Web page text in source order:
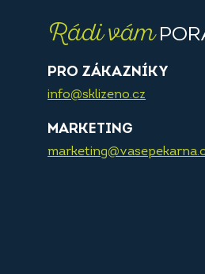
Rádi vám
PRO ZÁKAZNÍKY
info@sklizeno.cz
MARKETING